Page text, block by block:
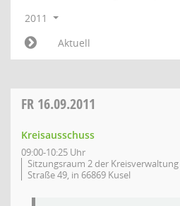
2011
Aktuell
FR 16.09.2011
Kreisausschuss
09:00-10:25 Uhr
Sitzungsraum 2 der
Straße 49, in 66869 Kusel